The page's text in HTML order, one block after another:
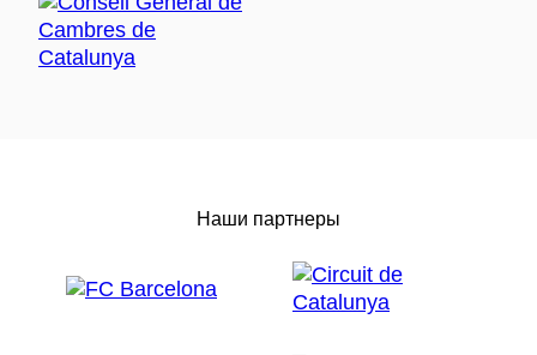
Наши партнеры